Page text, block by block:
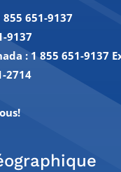
855 651-9137
9137
: 1 855 651-9137
2714